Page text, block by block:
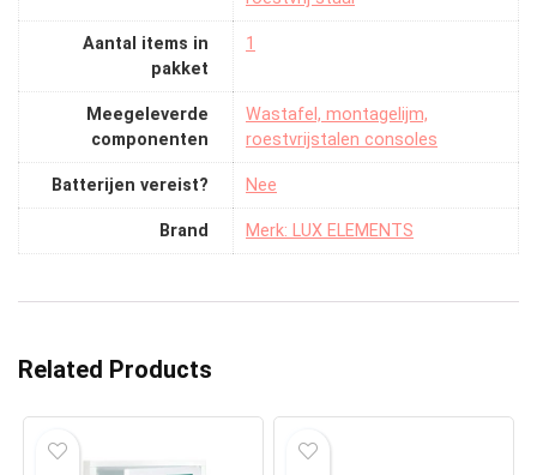
Aantal items in
pakket
‎1
Meegeleverde
componenten
‎Wastafel, montagelijm,
roestvrijstalen consoles
Batterijen vereist? ‎Nee
Brand Merk: LUX ELEMENTS
Related Products